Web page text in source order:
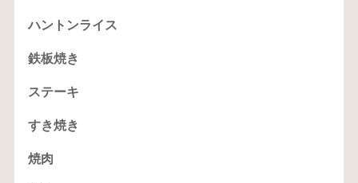
ハントンライス
鉄板焼き
ステーキ
すき焼き
焼肉